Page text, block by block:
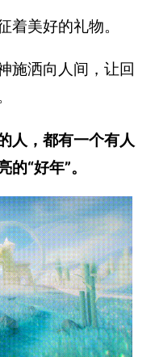
着美好的礼物。
施洒向人间，让回
人，都有一个有人
“好年”。